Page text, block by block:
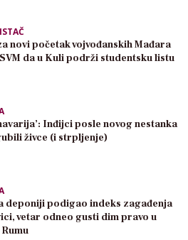
novi početak vojvođanskih Mađara
da u Kuli podrži studentsku listu
Inđijci posle novog nestanka
živce (i strpljenje)
deponiji podigao indeks zagađenja
vetar odneo gusti dim pravo u